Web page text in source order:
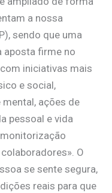
a nossa
sendo que uma
aposta firme no
iniciativas mais
e social,
ações de
pessoal e vida
O
se sente segura,
reais para que